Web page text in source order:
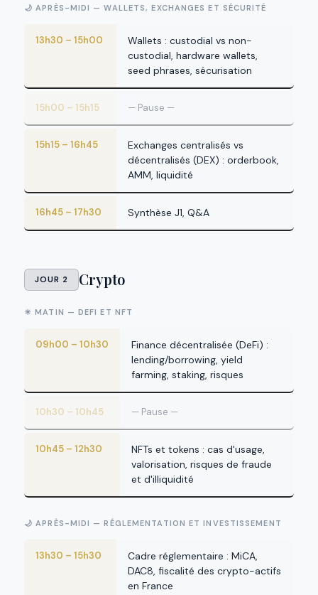
🌙 APRÈS-MIDI — WALLETS, EXCHANGES ET SÉCURITÉ
13h30 – 15h00
Wallets : custodial vs non-
custodial, hardware wallets,
seed phrases, sécurisation
15h00 – 15h15 — Pause —
15h15 – 16h45
Exchanges centralisés vs
décentralisés (DEX) : orderbook,
AMM, liquidité
16h45 – 17h30 Synthèse J1, Q&A
JOUR 2 Crypto
☀ MATIN — DEFI ET NFT
09h00 – 10h30
Finance décentralisée (DeFi) :
lending/borrowing, yield
farming, staking, risques
10h30 – 10h45 — Pause —
10h45 – 12h30
NFTs et tokens : cas d'usage,
valorisation, risques de fraude
et d'illiquidité
🌙 APRÈS-MIDI — RÉGLEMENTATION ET INVESTISSEMENT
13h30 – 15h30
Cadre réglementaire : MiCA,
DAC8, fiscalité des crypto-actifs
en France